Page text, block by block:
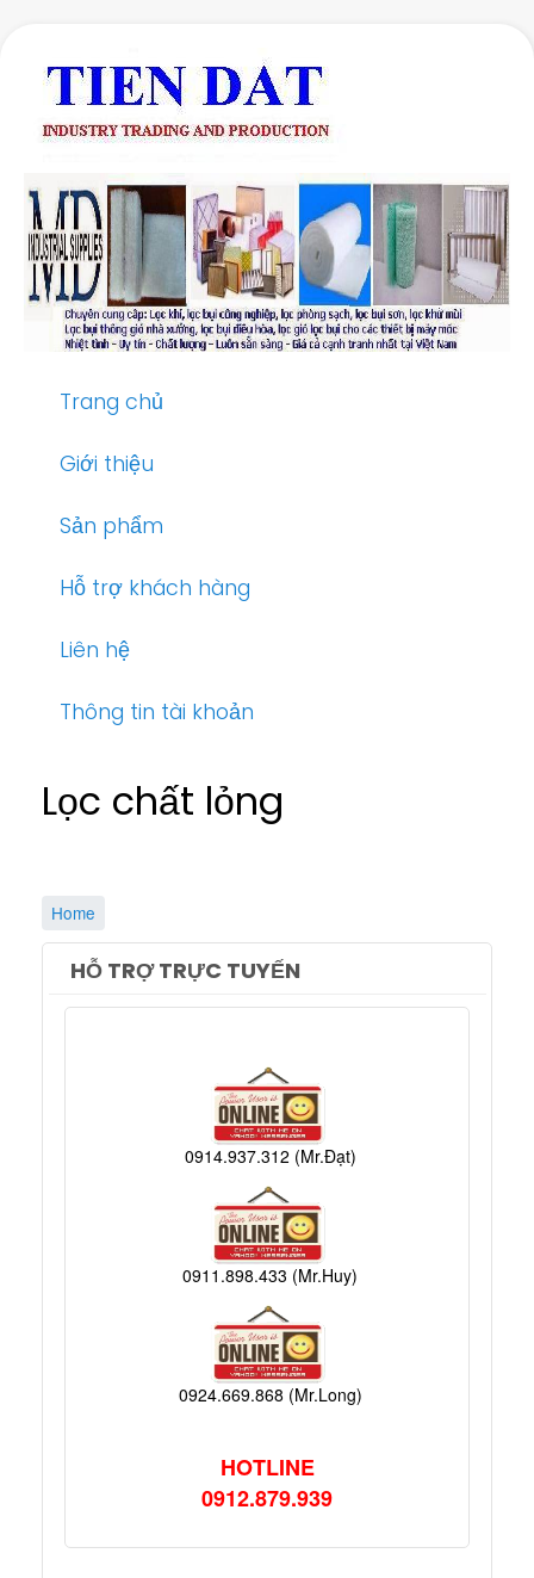
content
Trang chủ
Giới thiệu
Sản phẩm
Hỗ trợ khách hàng
Liên hệ
Thông tin tài khoản
Lọc chất lỏng
Home
HỖ TRỢ TRỰC TUYẾN
0914.937.312 (Mr.Đạt)
0911.898.433 (Mr.Huy)
0924.669.868 (Mr.Long)
HOTLINE
0912.879.939